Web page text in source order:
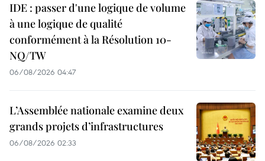
IDE : passer d'une logique de volume
à une logique de qualité
conformément à la Résolution 10-
NQ/TW
06/08/2026 04:47
L’Assemblée nationale examine deux
grands projets d’infrastructures
06/08/2026 02:33